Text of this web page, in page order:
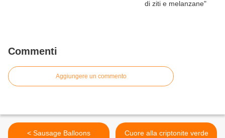
Commenti
Aggiungere un commento
< Sausage Balloons
Cuore alla criptonite verde